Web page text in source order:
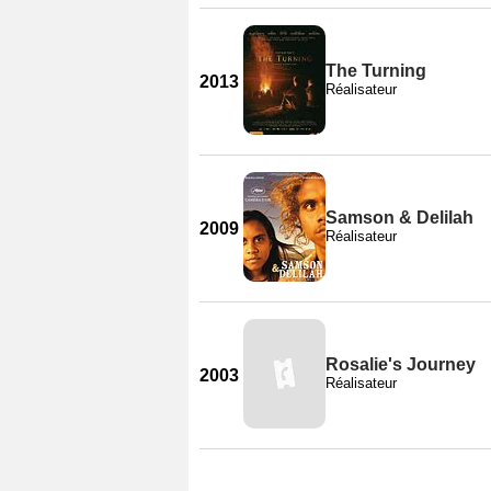
2013
The Turning
Réalisateur
2009
Samson & Delilah
Réalisateur
2003
Rosalie's Journey
Réalisateur